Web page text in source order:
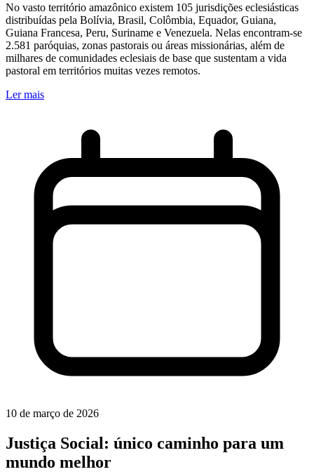
No vasto território amazônico existem 105 jurisdições eclesiásticas
distribuídas pela Bolívia, Brasil, Colômbia, Equador, Guiana,
Guiana Francesa, Peru, Suriname e Venezuela. Nelas encontram-se
2.581 paróquias, zonas pastorais ou áreas missionárias, além de
milhares de comunidades eclesiais de base que sustentam a vida
pastoral em territórios muitas vezes remotos.
Ler mais
10 de março de 2026
Justiça Social: único caminho para um
mundo melhor